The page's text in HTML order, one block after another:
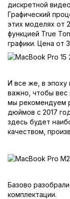
дискретной
Графический
этих моделях от
функцией True
графики. Цена от
И все же, в эпоху
важно, чтобы вес
мы рекомендуем
дюймов с 2017
здесь будет
качеством,
Базово
комплектации.